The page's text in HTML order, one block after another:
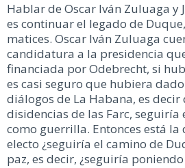
Hablar de Oscar Iván Zuluaga y
es continuar el legado de
matices. Oscar Iván Zuluaga
candidatura a la presidencia
financiada por Odebrecht, si
es casi seguro que hubiera
diálogos de La Habana, es
disidencias de las Farc, seguiría
como guerrilla. Entonces está la
electo ¿seguiría el camino de
paz, es decir, ¿seguiría